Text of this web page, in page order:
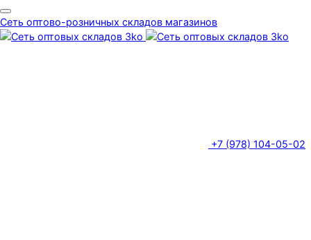
Сеть оптово-розничных складов магазинов
+7 (978) 104-05-02